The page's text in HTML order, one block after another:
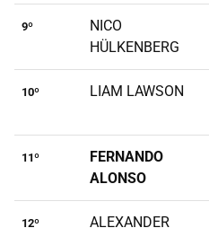
9º
NICO
HÜLKENBERG
10º LIAM LAWSON
11º
FERNANDO
ALONSO
12º
ALEXANDER